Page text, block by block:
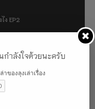
ง EP2
ง EP1
กำลังใจด้วยนะครับ